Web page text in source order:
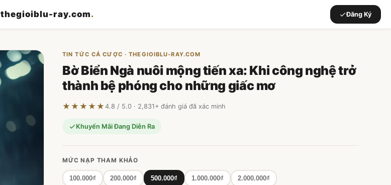
thegioiblu-ray.com. Đăng Ký
TIN TỨC CÁ CƯỢC · THEGIOIBLU-RAY.COM
Bờ Biển Ngà nuôi mộng tiến xa: Khi công nghệ trở
thành bệ phóng cho những giấc mơ
★★★★★ 4.8 / 5.0 · 2,831+ đánh giá đã xác minh
Khuyến Mãi Đang Diễn Ra
MỨC NẠP THAM KHẢO
100.000₫ 200.000₫ 500.000₫ 1.000.000₫ 2.000.000₫